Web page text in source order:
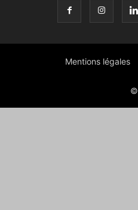
Mentions légales
©